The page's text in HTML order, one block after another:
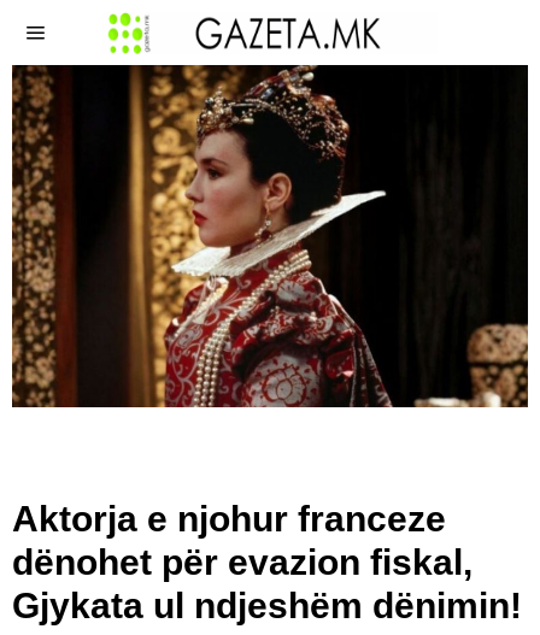
Aktorja e njohur franceze
dënohet për evazion fiskal,
Gjykata ul ndjeshëm dënimin!